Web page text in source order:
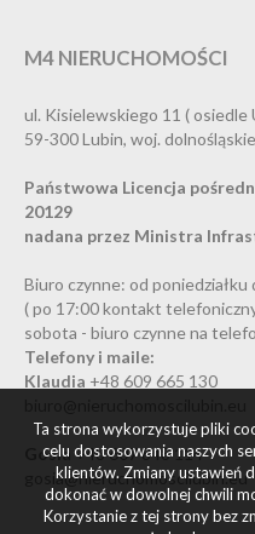
M4 NIERUCHOMOŚCI
ul. Kisielewskiego 11 ( osiedle
59-300 Lubin, woj. dolnośląskie
Państwowa Licencja
20129
nadana przez Ministra
Biuro czynne: od
( po 17:00 kontakt
sobota - biuro czynne na
Telefony i maile:
Klaudia +48 609 665 130
Gosia +48 607 848 114
gosia@nieruchomoscilubin.eu
Ta strona wykorzystuje pliki
celu dostosowania naszych
klientów. Zmiany ustawień
dokonać w dowolnej chwili
Korzystanie z tej strony bez